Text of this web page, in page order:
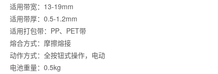
适用带宽：13-19mm
适用带厚：0.5-1.2mm
适用打包带：PP、PET带
熔合方式：摩擦熔接
动作方式：全按钮式操作，电动
电池重量：0.5kg